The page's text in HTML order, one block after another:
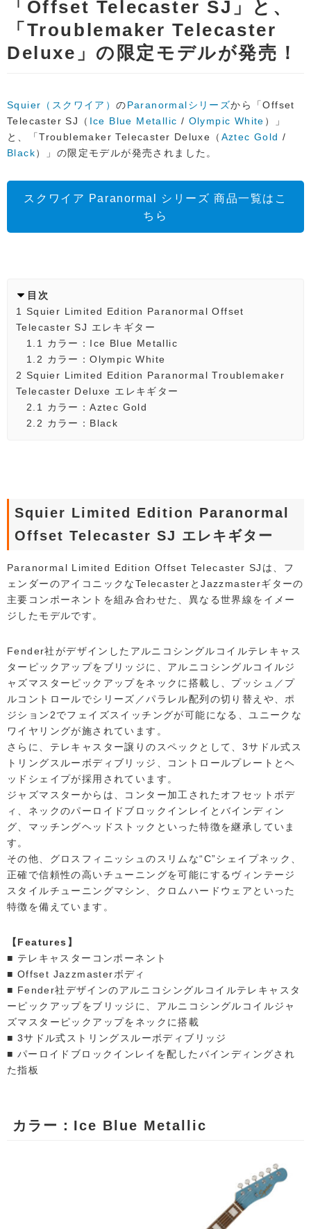
「Offset Telecaster SJ」と、
「Troublemaker Telecaster
Deluxe」の限定モデルが発売！
Squier（スクワイア）のParanormalシリーズから「Offset
Telecaster SJ（ Ice Blue Metallic / Olympic White ）」
と、「Troublemaker Telecaster Deluxe（ Aztec Gold /
Black）」の限定モデルが発売されました。
スクワイア Paranormal シリーズ 商品一覧はこ
ちら
目次
1 Squier Limited Edition Paranormal Offset
Telecaster SJ エレキギター
1.1 カラー：Ice Blue Metallic
1.2 カラー：Olympic White
2 Squier Limited Edition Paranormal Troublemaker
Telecaster Deluxe エレキギター
2.1 カラー：Aztec Gold
2.2 カラー：Black
Squier Limited Edition Paranormal
Offset Telecaster SJ エレキギター
Paranormal Limited Edition Offset Telecaster SJは、フ
ェンダーのアイコニックなTelecasterとJazzmasterギターの
主要コンポーネントを組み合わせた、異なる世界線をイメー
ジしたモデルです。
Fender社がデザインしたアルニコシングルコイルテレキャス
ターピックアップをブリッジに、アルニコシングルコイルジ
ャズマスターピックアップをネックに搭載し、プッシュ／プ
ルコントロールでシリーズ／パラレル配列の切り替えや、ポ
ジション2でフェイズスイッチングが可能になる、ユニークな
ワイヤリングが施されています。
さらに、テレキャスター譲りのスペックとして、3サドル式ス
トリングスルーボディブリッジ、コントロールプレートとヘ
ッドシェイプが採用されています。
ジャズマスターからは、コンター加工されたオフセットボデ
ィ、ネックのパーロイドブロックインレイとバインディン
グ、マッチングヘッドストックといった特徴を継承していま
す。
その他、グロスフィニッシュのスリムな“C”シェイプネック、
正確で信頼性の高いチューニングを可能にするヴィンテージ
スタイルチューニングマシン、クロムハードウェアといった
特徴を備えています。
【Features】
■ テレキャスターコンポーネント
■ Offset Jazzmasterボディ
■ Fender社デザインのアルニコシングルコイルテレキャスタ
ーピックアップをブリッジに、アルニコシングルコイルジャ
ズマスターピックアップをネックに搭載
■ 3サドル式ストリングスルーボディブリッジ
■ パーロイドブロックインレイを配したバインディングされ
た指板
カラー：Ice Blue Metallic